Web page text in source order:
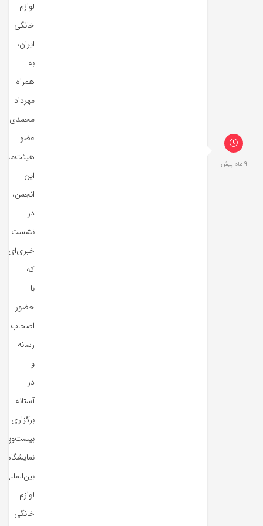
9 ماه پیش
لوازم
خانگی
ایران،
به
همراه
مهرداد
محمدی،
عضو
این
انجمن،
در
نشست
خبری‌ای
که
با
حضور
اصحاب
رسانه
و
در
آستانه
برگزاری
نمایشگاه
بین‌المللی
لوازم
خانگی